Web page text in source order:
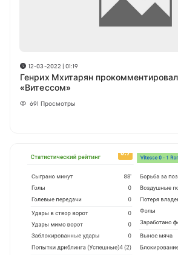
12-03-2022 | 01:19
Генрих Мхитарян
«Витессом»
691 Просмотры